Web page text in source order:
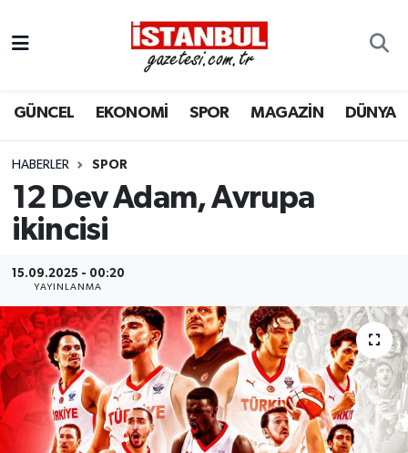
GÜNCEL EKONOMİ SPOR MAGAZİN DÜNYA
HABERLER SPOR
12 Dev Adam, Avrupa
ikincisi
15.09.2025 - 00:20
YAYINLANMA
EKONOMİ
İSTANBUL
DÜNYA
KÜLTÜR SANAT
SAĞLIK
BİLİM VE TEKNOLOJİ
Nöbetçi Eczaneler
Hava Durumu
Trafik Durumu
Süper Lig Puan Durumu ve Fikstür
Haber Arşivi